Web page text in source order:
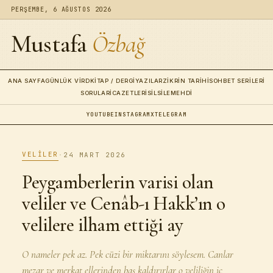
PERŞEMBE, 6 AĞUSTOS 2026
Mustafa Özbağ
ANA SAYFAGÜNLÜK VIRDKITAP / DERGIYAZILARZIKRIN TARIHISOHBET SERILERI
SORULARİCAZETLERISILSILEMEHDI
YOUTUBEINSTAGRAMXTELEGRAM
VELILER · 24 MART 2026
Peygamberlerin varisi olan
veliler ve Cenâb-ı Hakk’ın o
velilere ilham ettiği ay
O nameler pek az. Pek cüzi bir miktarını söylesem. Canlar
mezar ve merkat ellerinden baş kaldırırlar o veliliğin iç